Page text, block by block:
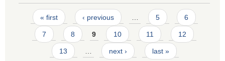
Pages
« first ‹ previous 5 6
7 8 9 10 11 12
13 next › last »